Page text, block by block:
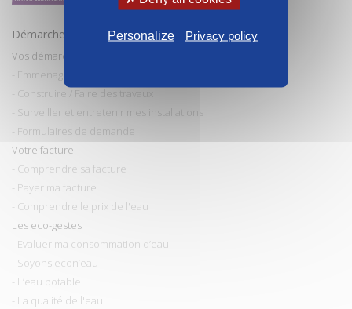
Démarches et conseils
Vos démarches
- Emmenager / Déménager
- Construire / Faire des travaux
- Surveiller et entretenir mes installations
- Formulaires de demande
Votre facture
- Comprendre sa facture
- Payer ma facture
- Comprendre le prix de l'eau
Les eco-gestes
- Evaluer ma consommation d’eau
- Soyons econ’eau
- L’eau potable
- La qualité de l'eau
Personalize Privacy policy